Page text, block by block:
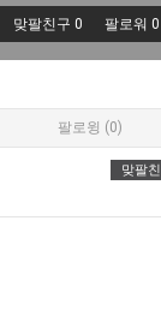
맞팔친구 0 팔로워 0
팔로윙 (0)
맞팔